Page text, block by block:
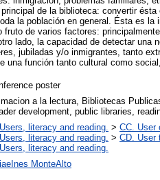
de la biblioteca: convertir
la población en general. Ésta es
fruto de varios factores:
lado, la capacidad de detectar una
jubiladas y/o inmigrantes, tanto
una función tanto cultural como
poster
a la lectura, Bibliotecas
development, public libraries,
literacy and reading. > CC. User
literacy and reading. > CD. User
literacy and reading.
MonteAlto